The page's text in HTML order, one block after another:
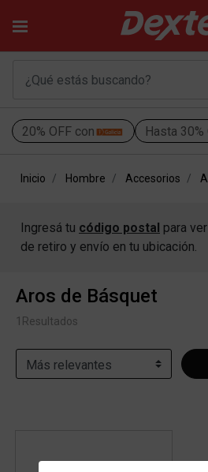
20% OFF con Hasta 30%
Inicio Hombre Accesorios
Ingresá tu código postal para
de retiro y envío en tu ubicación.
Aros de Básquet
1 Resultados